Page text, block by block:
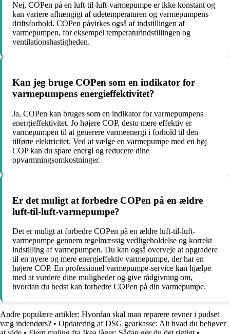
Nej, COPen på en luft-til-luft-varmepumpe er ikke konstant og
kan variere afhængigt af udetemperaturen og varmepumpens
driftsforhold. COPen påvirkes også af indstillingen af
varmepumpen, for eksempel temperaturindstillingen og
ventilationshastigheden.
Kan jeg bruge COPen som en indikator for
varmepumpens energieffektivitet?
Ja, COPen kan bruges som en indikator for varmepumpens
energieffektivitet. Jo højere COP, desto mere effektiv er
varmepumpen til at generere varmeenergi i forhold til den
tilførte elektricitet. Ved at vælge en varmepumpe med en høj
COP kan du spare energi og reducere dine
opvarmningsomkostninger.
Er det muligt at forbedre COPen på en ældre
luft-til-luft-varmepumpe?
Det er muligt at forbedre COPen på en ældre luft-til-luft-
varmepumpe gennem regelmæssig vedligeholdelse og korrekt
indstilling af varmepumpen. Du kan også overveje at opgradere
til en nyere og mere energieffektiv varmepumpe, der har en
højere COP. En professionel varmepumpe-service kan hjælpe
med at vurdere dine muligheder og give rådgivning om,
hvordan du bedst kan forbedre COPen på din varmepumpe.
Andre populære artikler: Hvordan skal man reparere revner i pudset
væg indendørs? • Opdatering af DSG gearkasse: Alt hvad du behøver